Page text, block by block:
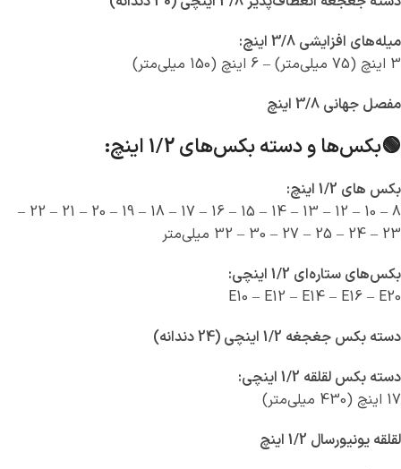
میله‌های افزایشی 3/8 اینچ:
3 اینچ (75 میلی‌متر) – 6 اینچ (150 میلی‌متر)
مفصل جهانی 3/8 اینچ
🟢بکس‌ها و دسته‌ بکس‌های 1/2 اینچ:
بکس های 1/2 اینچ:
8 – 10 – 12 – 13 – 14 – 15 – 16 – 17 – 18 – 19 – 20 – 21 – 22 –
23 – 24 – 25 – 27 – 30 – 32 میلی‌متر
بکس‌های ستاره‌ای 1/2 اینچی:
E10 – E12 – E14 – E16 – E20
دسته بکس جغجغه 1/2 اینچی (24 دندانه)
دسته بکس لقلقه 1/2 اینچی:
17 اینچ (430 میلی‌متر)
لقلقه یونیورسال 1/2 اینچ